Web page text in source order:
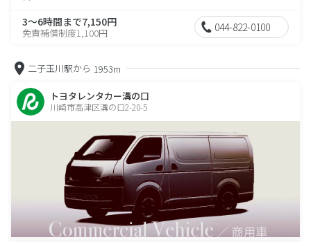
3～6時間まで7,150円
免責補償制度1,100円 044-822-0100
二子玉川駅から 1953m
トヨタレンタカー溝の口
川崎市高津区溝の口2-20-5